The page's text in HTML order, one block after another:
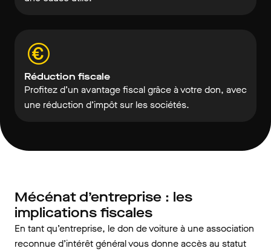
Réduction fiscale
Profitez d’un avantage fiscal grâce à votre don, avec
une réduction d’impôt sur les sociétés.
Mécénat d’entreprise : les
implications fiscales
En tant qu’entreprise, le don de voiture à une association
reconnue d’intérêt général vous donne accès au statut